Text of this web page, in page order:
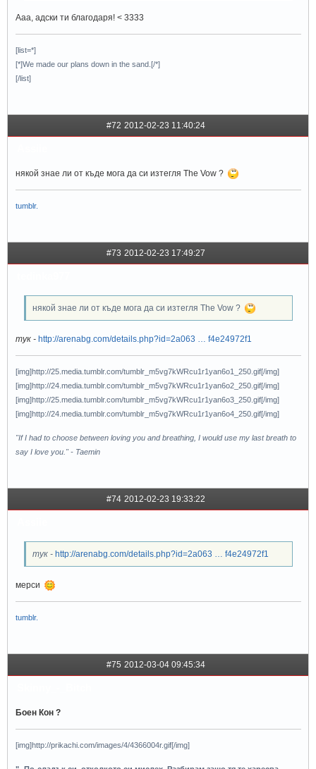
Ааа, адски ти благодаря! < 3333
[list=*]
[*]We made our plans down in the sand.[/*]
[/list]
#72 2012-02-23 11:40:24
някой знае ли от къде мога да си изтегля The Vow ?
tumblr.
#73 2012-02-23 17:49:27
някой знае ли от къде мога да си изтегля The Vow ?
тук - http://arenabg.com/details.php?id=2a063 … f4e24972f1
[img]http://25.media.tumblr.com/tumblr_m5vg7kWRcu1r1yan6o1_250.gif[/img]
[img]http://24.media.tumblr.com/tumblr_m5vg7kWRcu1r1yan6o2_250.gif[/img]
[img]http://25.media.tumblr.com/tumblr_m5vg7kWRcu1r1yan6o3_250.gif[/img]
[img]http://24.media.tumblr.com/tumblr_m5vg7kWRcu1r1yan6o4_250.gif[/img]
"If I had to choose between loving you and breathing, I would use my last breath to
say I love you." - Taemin
#74 2012-02-23 19:33:22
тук - http://arenabg.com/details.php?id=2a063 … f4e24972f1
мерси
tumblr.
#75 2012-03-04 09:45:34
Боен Кон ?
[img]http://prikachi.com/images/4/4366004r.gif[/img]